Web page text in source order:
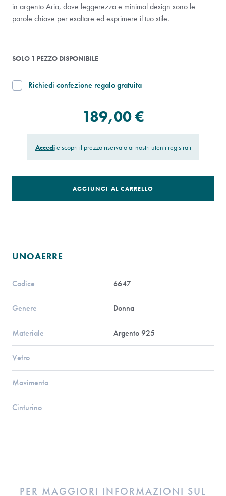
in argento Aria, dove leggerezza e minimal design sono le
parole chiave per esaltare ed esprimere il tuo stile.
SOLO 1 PEZZO DISPONIBILE
Richiedi confezione regalo gratuita
189,00 €
Accedie scopri il prezzo riservato ai nostri utenti registrati
AGGIUNGI AL CARRELLO
UNOAERRE
Codice 6647
Genere Donna
Materiale Argento 925
Vetro
Movimento
Cinturino
PER MAGGIORI INFORMAZIONI SUL